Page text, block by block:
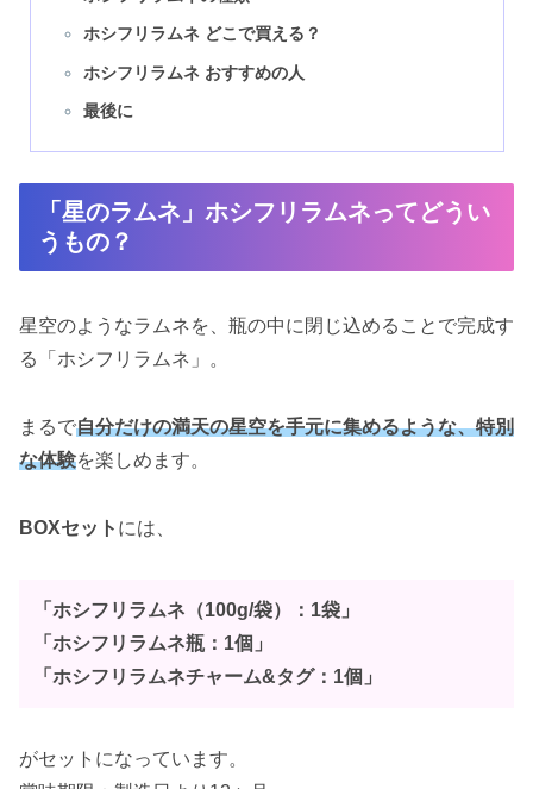
ホシフリラムネ どこで買える？
ホシフリラムネ おすすめの人
最後に
「星のラムネ」ホシフリラムネってどうい
うもの？
星空のようなラムネを、瓶の中に閉じ込めることで完成す
る「ホシフリラムネ」。
まるで自分だけの満天の星空を手元に集めるような、特別
な体験を楽しめます。
BOXセット には、
「ホシフリラムネ（100g/袋）：1袋」
「ホシフリラムネ瓶：1個」
「ホシフリラムネチャーム&タグ：1個」
がセットになっています。